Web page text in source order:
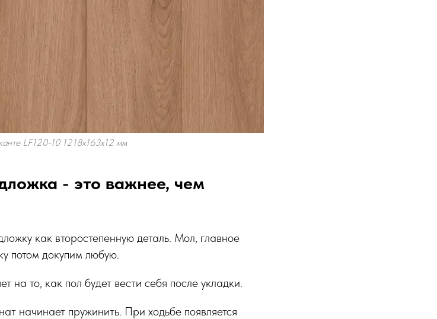
LF120-10 1218х163х12 мм
- это важнее, чем
как второстепенную деталь. Мол, главное
потом докупим любую.
на то, как пол будет вести себя после укладки.
начинает пружинить. При ходьбе появляется